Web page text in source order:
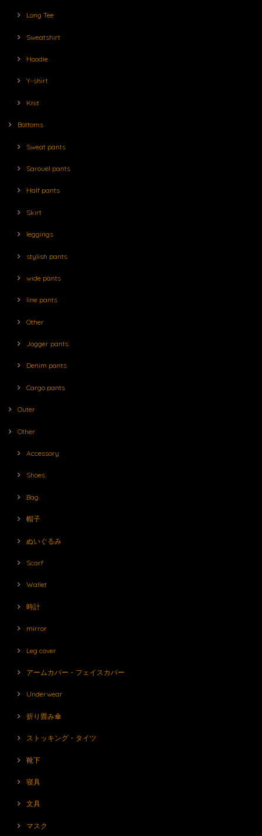
Long Tee
Sweatshirt
Hoodie
Y-shirt
Knit
Bottoms
Sweat pants
Sarouel pants
Half pants
Skirt
leggings
stylish pants
wide pants
line pants
Other
Jogger pants
Denim pants
Cargo pants
Outer
Other
Accessory
Shoes
Bag
帽子
ぬいぐるみ
Scarf
Wallet
時計
mirror
Leg cover
アームカバー・フェイスカバー
Underwear
折り畳み傘
ストッキング・タイツ
靴下
寝具
文具
マスク